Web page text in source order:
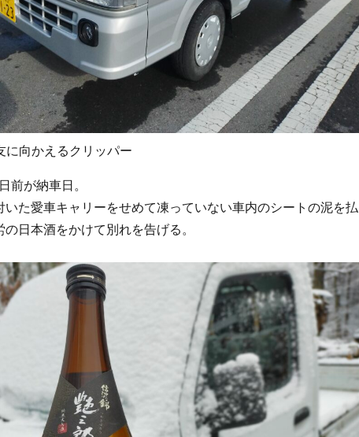
に向かえるクリッパー
前が納車日。
いた愛車キャリーをせめて凍っていない車内のシートの泥を払
日本酒をかけて別れを告げる。